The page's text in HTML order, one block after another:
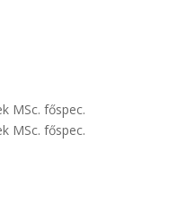
MSc. főspec.
MSc. főspec.